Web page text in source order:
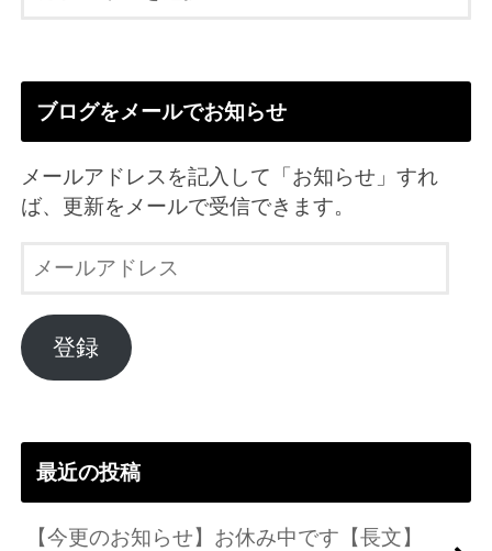
ブログをメールでお知らせ
メールアドレスを記入して「お知らせ」すれ
ば、更新をメールで受信できます。
ル
ア
ド
登録
最近の投稿
【今更のお知らせ】お休み中です【長文】